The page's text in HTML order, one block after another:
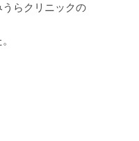
らクリニックの